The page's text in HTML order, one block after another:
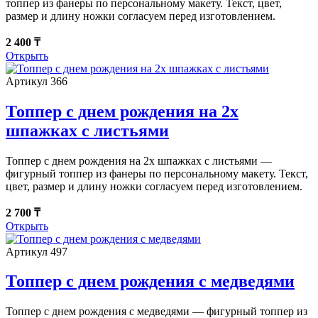
топпер из фанеры по персональному макету. Текст, цвет,
размер и длину ножки согласуем перед изготовлением.
2 400 ₸
Открыть
Артикул 366
Топпер c днем рождения на 2х
шпажках с листьями
Топпер c днем рождения на 2х шпажках с листьями —
фигурный топпер из фанеры по персональному макету. Текст,
цвет, размер и длину ножки согласуем перед изготовлением.
2 700 ₸
Открыть
Артикул 497
Топпер c днем рождения с медведями
Топпер c днем рождения с медведями — фигурный топпер из